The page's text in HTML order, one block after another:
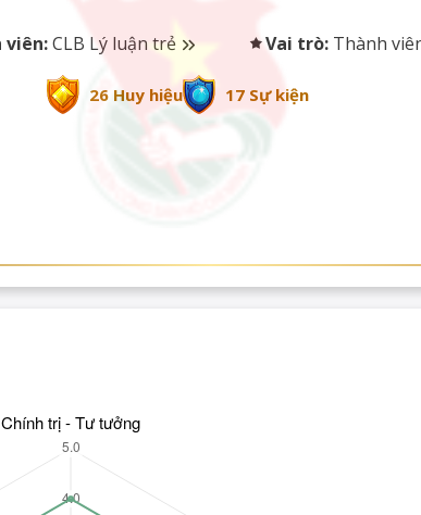
viên: CLB Lý luận trẻ Vai trò:Thành
26 Huy hiệu 17 Sự kiện